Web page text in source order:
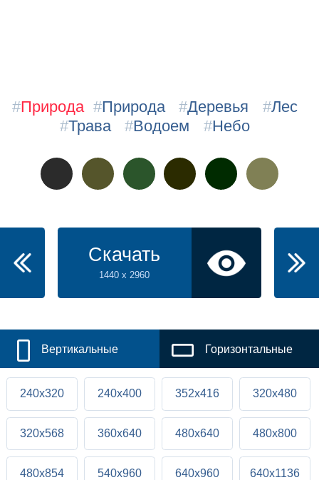
#Природа #Природа #Деревья #Лес
#Трава #Водоем #Небо
Скачать
1440 x 2960
Вертикальные Горизонтальные
240x320 240x400 352x416 320x480
320x568 360x640 480x640 480x800
480x854 540x960 640x960 640x1136